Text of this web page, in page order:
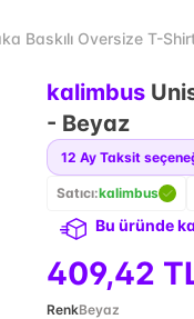
Baskılı Oversize T-
kalimbus
- Beyaz
12 Ay Taksit
Satıcı:kalimbus
Bu üründe
409,42
RenkBeyaz